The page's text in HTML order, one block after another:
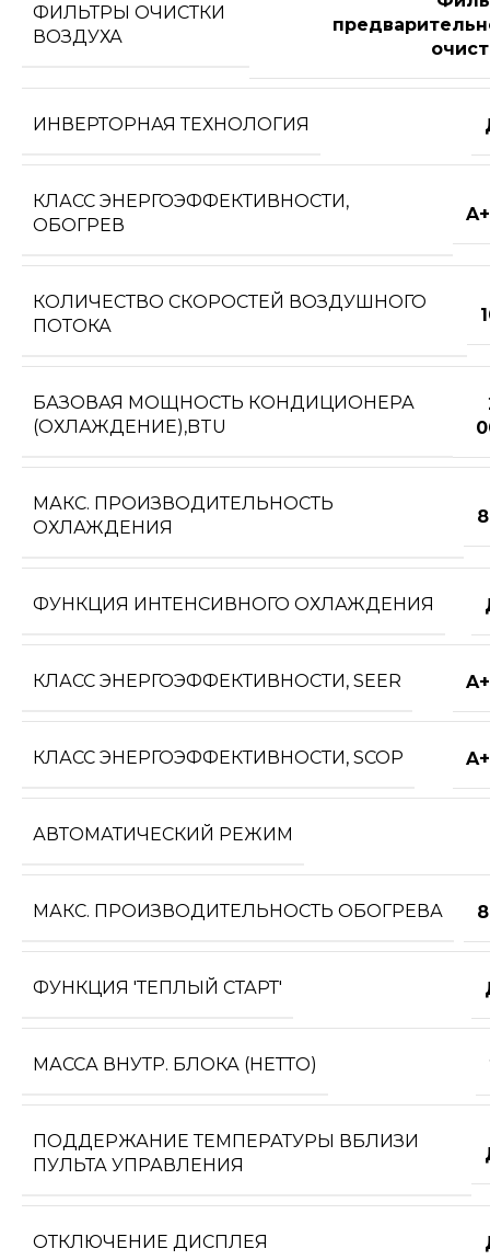
ФИЛЬТРЫ ОЧИСТКИ
ВОЗДУХА
ИНВЕРТОРНАЯ ТЕХНОЛОГИЯ
КЛАСС ЭНЕРГОЭФФЕКТИВНОСТИ,
ОБОГРЕВ
КОЛИЧЕСТВО СКОРОСТЕЙ ВОЗДУШНОГО
ПОТОКА
БАЗОВАЯ МОЩНОСТЬ КОНДИЦИОНЕРА
(ОХЛАЖДЕНИЕ),BTU
МАКС. ПРОИЗВОДИТЕЛЬНОСТЬ
ОХЛАЖДЕНИЯ
ФУНКЦИЯ ИНТЕНСИВНОГО ОХЛАЖДЕНИЯ
КЛАСС ЭНЕРГОЭФФЕКТИВНОСТИ, SEER
КЛАСС ЭНЕРГОЭФФЕКТИВНОСТИ, SCOP
АВТОМАТИЧЕСКИЙ РЕЖИМ
МАКС. ПРОИЗВОДИТЕЛЬНОСТЬ ОБОГРЕВА
ФУНКЦИЯ 'ТЕПЛЫЙ СТАРТ'
МАССА ВНУТР. БЛОКА (НЕТТО)
ПОДДЕРЖАНИЕ ТЕМПЕРАТУРЫ ВБЛИЗИ
ПУЛЬТА УПРАВЛЕНИЯ
ОТКЛЮЧЕНИЕ ДИСПЛЕЯ